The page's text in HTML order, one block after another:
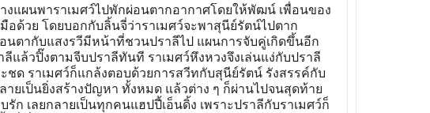
แผนพาราเมศว์ไปพักผ่อนตากอากาศโดยให้พัฒน์ เพื่อนของ
อด้วย โดยบอกกับลิ้นจี่ว่าราเมศว์จะพาสุนีย์รัตน์ไปตาก
นตากับแสงรวีมีหน้าที่ชวนปราลีไป แผนการจับคู่เกิดขึ้นอีก
ลีแล้วปิ๊งตามจีบปราลีทันที ราเมศว์หึงหวงจึงเล่นแง่กับปราลี
ชด ราเมศว์ก็แกล้งตอบด้วยการสวีทกับสุนีย์รัตน์ รังสรรค์กับ
ยเป็นยิ่งสร้างปัญหา ทั้งหมด แล้วต่าง ๆ ก็ผ่านไปจนสุดท้าย
ก เลยกลายเป็นทุกคนแฮปปี้เอ็นดิ้ง เพราะปราลีกับราเมศว์ก็